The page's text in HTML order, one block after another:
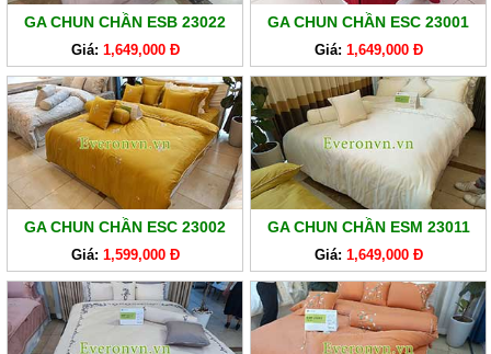
GA CHUN CHẦN ESB 23022
Giá: 1,649,000 Đ
GA CHUN CHẦN ESC 23001
Giá: 1,649,000 Đ
GA CHUN CHẦN ESC 23002
Giá: 1,599,000 Đ
GA CHUN CHẦN ESM 23011
Giá: 1,649,000 Đ